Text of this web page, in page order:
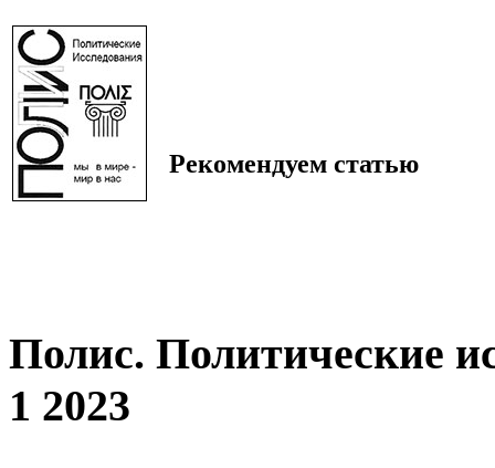
Рекомендуем статью
Полис. Политические
1 2023